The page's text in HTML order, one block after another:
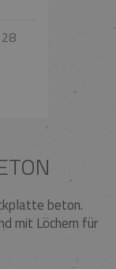
beton.
mit Löchern für